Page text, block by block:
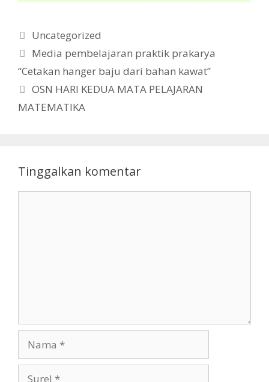
Kategori
Uncategorized
Media pembelajaran praktik prakarya
“Cetakan hanger baju dari bahan kawat”
OSN HARI KEDUA MATA PELAJARAN
MATEMATIKA
Tinggalkan komentar